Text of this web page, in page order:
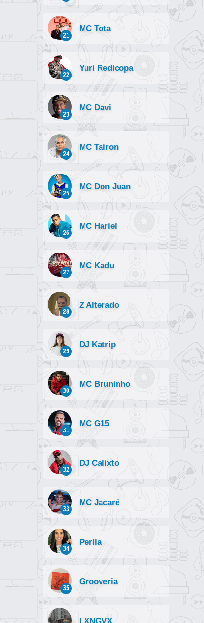
21
MC Tota
22
Yuri Redicopa
23
MC Davi
24
MC Tairon
25
MC Don Juan
26
MC Hariel
27
MC Kadu
28
Z Alterado
29
DJ Katrip
30
MC Bruninho
31
MC G15
32
DJ Calixto
33
MC Jacaré
34
Perlla
35
Grooveria
LXNGVX